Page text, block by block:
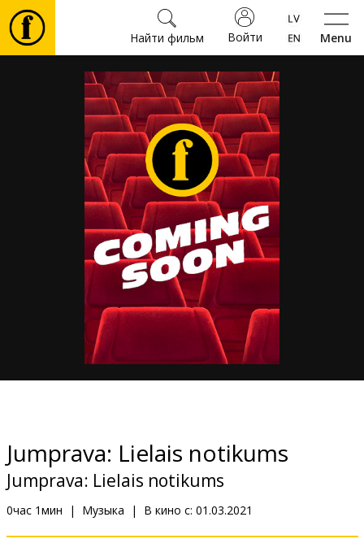
Menu
Войти
Найти фильм
Фильмы
Билеты
Культура
Мероприятия
Новости
Подарки
Кинозакуски
Клуб
Jumprava: Lielais notikums
Jumprava: Lielais notikums
0час 1мин | Музыка | В кино с: 01.03.2021